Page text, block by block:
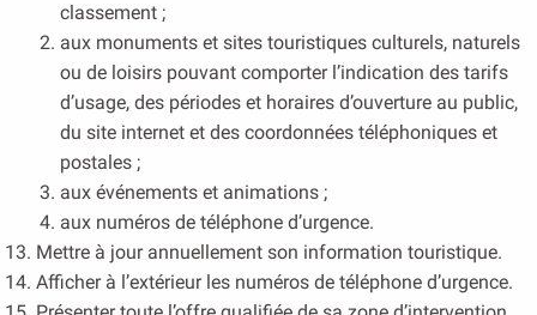
classement ;
aux monuments et sites touristiques culturels, naturels
ou de loisirs pouvant comporter l’indication des tarifs
d’usage, des périodes et horaires d’ouverture au public,
du site internet et des coordonnées téléphoniques et
postales ;
aux événements et animations ;
aux numéros de téléphone d’urgence.
Mettre à jour annuellement son information touristique.
Afficher à l’extérieur les numéros de téléphone d’urgence.